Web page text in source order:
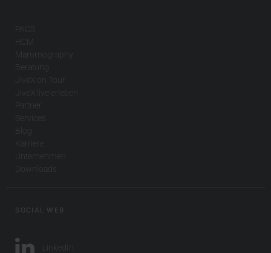
PACS
HCM
Mammography
Beratung
JiveX on Tour
JiveX live erleben
Partner
Services
Blog
Karriere
Unternehmen
Downloads
SOCIAL WEB
LinkedIn